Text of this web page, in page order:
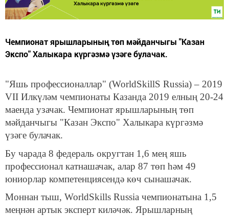
Чемпионат ярышларының төп мәйданчыгы "Казан
Экспо" Халыкара күргәзмә үзәге булачак.
"Яшь профессионаллар" (WorldSkillS Russia) – 2019
VII Илкүләм чемпионаты Казанда 2019 елның 20-24
маенда узачак. Чемпионат ярышларының төп
мәйданчыгы "Казан Экспо" Халыкара күргәзмә
үзәге булачак.
Бу чарада 8 федераль округтан 1,6 мең яшь
профессионал катнашачак, алар 87 төп һәм 49
юниорлар компетенциясендә көч сынашачак.
Моннан тыш, WorldSkills Russia чемпионатына 1,5
меңнән артык эксперт киләчәк. Ярышларның